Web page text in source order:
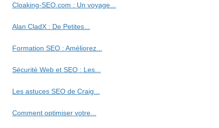
Cloaking-SEO.com : Un voyage...
Alan CladX : De Petites...
Formation SEO : Améliorez...
Sécurité Web et SEO : Les...
Les astuces SEO de Craig...
Comment optimiser votre...